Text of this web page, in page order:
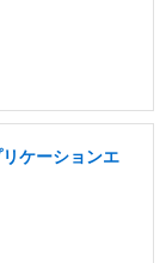
ケーションエ